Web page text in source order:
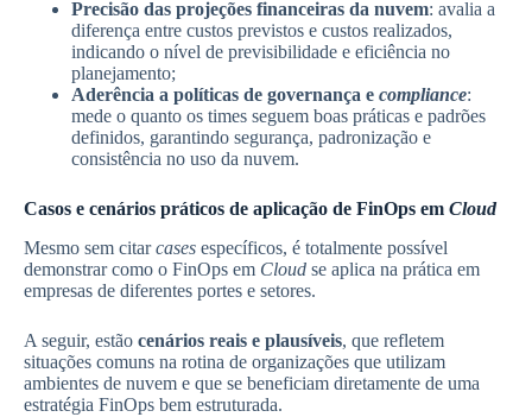
Precisão das projeções financeiras da nuvem: avalia a
diferença entre custos previstos e custos realizados,
indicando o nível de previsibilidade e eficiência no
planejamento;
Aderência a políticas de governança e compliance:
mede o quanto os times seguem boas práticas e padrões
definidos, garantindo segurança, padronização e
consistência no uso da nuvem.
Casos e cenários práticos de aplicação de FinOps em Cloud
Mesmo sem citarcases específicos, é totalmente possível
demonstrar como o FinOps em Cloud se aplica na prática em
empresas de diferentes portes e setores.
A seguir, estão cenários reais e plausíveis, que refletem
situações comuns na rotina de organizações que utilizam
ambientes de nuvem e que se beneficiam diretamente de uma
estratégia FinOps bem estruturada.